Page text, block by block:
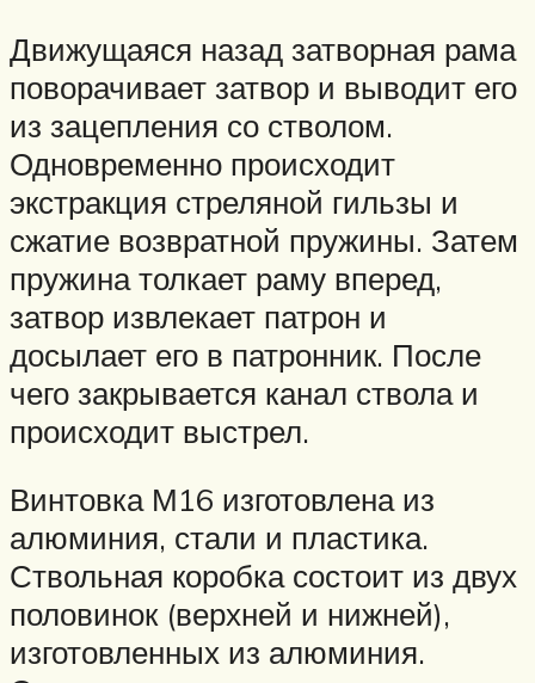
Движущаяся назад затворная рама
поворачивает затвор и выводит его
из зацепления со стволом.
Одновременно происходит
экстракция стреляной гильзы и
сжатие возвратной пружины. Затем
пружина толкает раму вперед,
затвор извлекает патрон и
досылает его в патронник. После
чего закрывается канал ствола и
происходит выстрел.
Винтовка М16 изготовлена из
алюминия, стали и пластика.
Ствольная коробка состоит из двух
половинок (верхней и нижней),
изготовленных из алюминия.